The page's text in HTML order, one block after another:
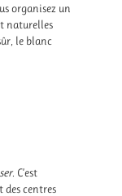
organisez un
naturelles
le blanc
. C’est
des centres